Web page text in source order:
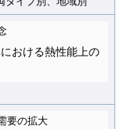
おける熱性能上の
要の拡大